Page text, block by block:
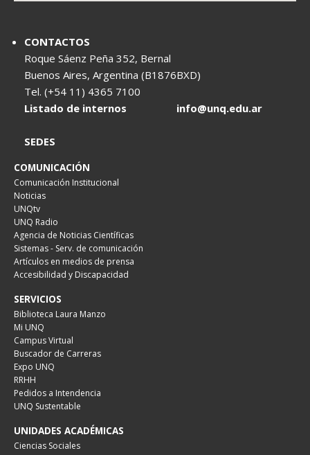
CONTACTOS
Roque Sáenz Peña 352, Bernal
Buenos Aires, Argentina (B1876BXD)
Tel. (+54 11) 4365 7100
Listado de internos
info@unq.edu.ar
SEDES
COMUNICACIÓN
Comunicación Institucional
Noticias
UNQtv
UNQ Radio
Agencia de Noticias Científicas
Sistemas - Serv. de comunicación
Artículos en medios de prensa
Accesibilidad y Discapacidad
SERVICIOS
Biblioteca Laura Manzo
Mi UNQ
Campus Virtual
Buscador de Carreras
Expo UNQ
RRHH
Pedidos a Intendencia
UNQ Sustentable
UNIDADES ACADÉMICAS
Ciencias Sociales